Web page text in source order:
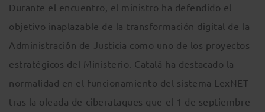
Durante el encuentro, el ministro ha defendido el
objetivo inaplazable de la transformación digital de la
Administración de Justicia como uno de los proyectos
estratégicos del Ministerio. Catalá ha destacado la
normalidad en el funcionamiento del sistema LexNET
tras la oleada de ciberataques que el 1 de septiembre